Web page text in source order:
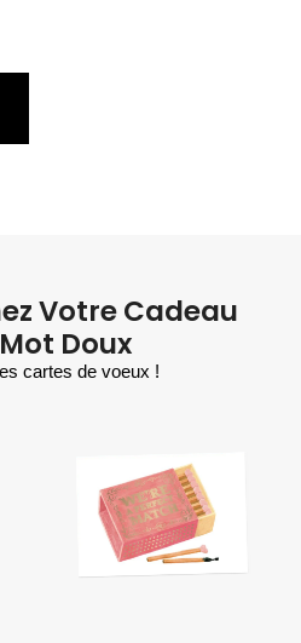
Votre Cadeau
Doux
cartes de voeux !